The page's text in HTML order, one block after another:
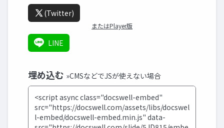
(Twitter)
またはPlayer版
LINE
埋め込む »CMSなどでJSが使えない場合